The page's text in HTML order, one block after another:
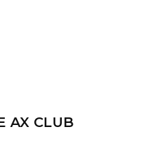
AX CLUB